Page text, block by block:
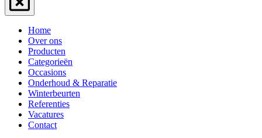
Home
Over ons
Producten
Categorieën
Occasions
Onderhoud & Reparatie
Winterbeurten
Referenties
Vacatures
Contact